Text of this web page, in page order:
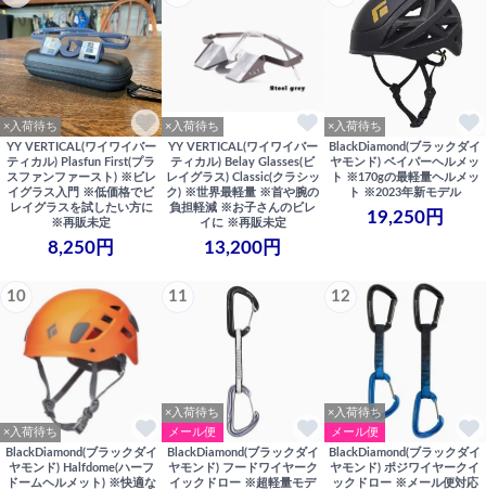
×入荷待ち
YY VERTICAL(ワイワイバー
ティカル) Plasfun First(プラ
スファンファースト) ※ビレ
イグラス入門 ※低価格でビ
レイグラスを試したい方に
※再販未定
8,250円
×入荷待ち
YY VERTICAL(ワイワイバー
ティカル) Belay Glasses(ビ
レイグラス) Classic(クラシッ
ク) ※世界最軽量 ※首や腕の
負担軽減 ※お子さんのビレ
イに ※再販未定
13,200円
×入荷待ち
BlackDiamond(ブラックダイ
ヤモンド) ベイパーヘルメッ
ト ※170gの最軽量ヘルメッ
ト ※2023年新モデル
19,250円
10
×入荷待ち
BlackDiamond(ブラックダイ
ヤモンド) Halfdome(ハーフ
ドームヘルメット) ※快適な
11
×入荷待ち
メール便
BlackDiamond(ブラックダイ
ヤモンド) フードワイヤーク
イックドロー ※超軽量モデ
12
×入荷待ち
メール便
BlackDiamond(ブラックダイ
ヤモンド) ポジワイヤークイ
ックドロー ※メール便対応